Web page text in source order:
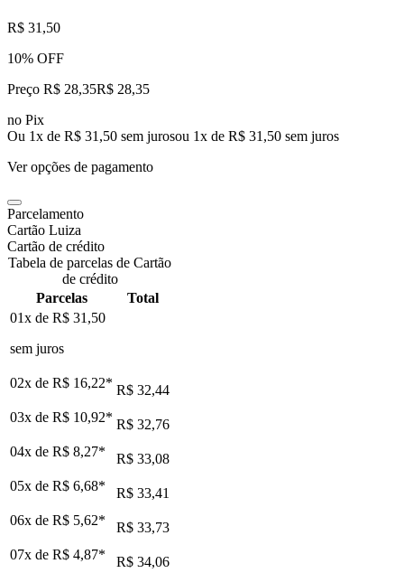
R$ 31,50
10% OFF
Preço R$ 28,35R$ 28,35
no Pix
Ou 1x de R$ 31,50 sem jurosou 1x de R$ 31,50 sem juros
Ver opções de pagamento
Parcelamento
Cartão Luiza
Cartão de crédito
Tabela de parcelas de Cartão
de crédito
Parcelas
Total
01x de R$ 31,50
sem juros
02x de R$ 16,22* R$ 32,44
03x de R$ 10,92* R$ 32,76
04x de R$ 8,27*
R$ 33,08
05x de R$ 6,68*
R$ 33,41
06x de R$ 5,62*
R$ 33,73
07x de R$ 4,87*
R$ 34,06